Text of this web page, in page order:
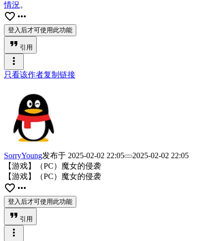
情況。
favorite_border more_horiz
登入后才可使用此功能
format_quote 引用
more_vert
只看该作者复制链接
SorryYoung发布于 2025-02-02 22:05
2025-02-02 22:05
【游戏】（PC）魔女的侵袭
【游戏】（PC）魔女的侵袭
favorite_border more_horiz
登入后才可使用此功能
format_quote 引用
more_vert